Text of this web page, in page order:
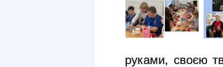
руками, своєю